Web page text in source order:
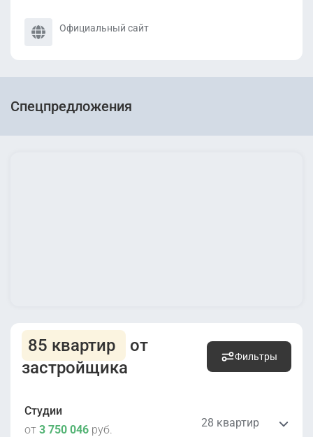
Официальный сайт
Спецпредложения
85 квартир
от
застройщика
Фильтры
Студии
от 3 750 046 руб.
28 квартир